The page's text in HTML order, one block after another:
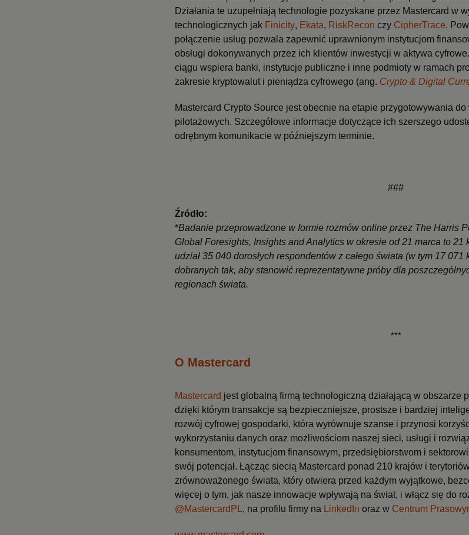
Działania te uzupełniają technologie pozyskane przez Mastercard w
technologicznych jak Finicity, Ekata, RiskRecon czy CipherTrace.
połączenie usług pozwala zapewnić uprawnionym instytucjom
obsługi dokonywanych przez ich klientów inwestycji w aktywa
ciągu wspiera banki, instytucje publiczne i inne podmioty w ramach
zakresie kryptowalut i pieniądza cyfrowego (ang. Crypto & Digital
Mastercard Crypto Source jest obecnie na etapie przygotowywania
pilotażowych. Szczegółowe informacje dotyczące ich szerszego
odrębnym komunikacie w późniejszym terminie.
###
Źródło:
*Badanie przeprowadzone w formie rozmów online przez The Harris
Global Foresights, Insights and Analytics w okresie od 21 marca to 21
udział 35 040 dorosłych respondentów z całego świata (w tym 17
dobranych tak, aby stanowić reprezentatywne próby dla
regionach świata.
***
O Mastercard
Mastercard jest globalną firmą technologiczną działającą w obszarze
dzięki którym transakcje są bezpieczniejsze, prostsze i bardziej
rozwój cyfrowej gospodarki, która wyrównuje szanse i przynosi
wykorzystaniu danych oraz możliwościom naszej sieci, usługi i
konsumentom, instytucjom finansowym, przedsiębiorstwom i
swój potencjał. Łącząc siecią Mastercard ponad 210 krajów i
zrównoważonego świata, który otwiera przed każdym wyjątkowe,
więcej o tym, jak nasze innowacje wpływają na świat, i włącz się do
@MastercardPL, na profilu firmy na LinkedIn oraz w Centrum